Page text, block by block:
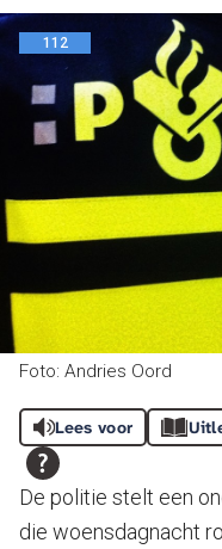
112
Foto: Andries Oord
Lees voor
De politie stelt een
die woensdagnacht